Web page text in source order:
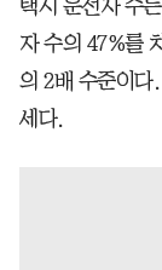
택시 운전자 수
자 수의 47%를
의 2배 수준이다
세다.